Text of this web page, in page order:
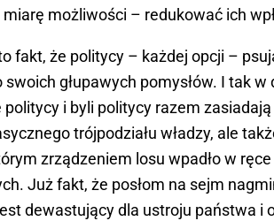
możliwości – redukować ich
fakt, że politycy – każdej opcji –
swoich głupawych pomysłów. I tak
politycy i byli politycy razem
trójpodziału władzy, ale
zrządzeniem losu wpadło w
Już fakt, że posłom na sejm
dewastujący dla ustroju państwa i